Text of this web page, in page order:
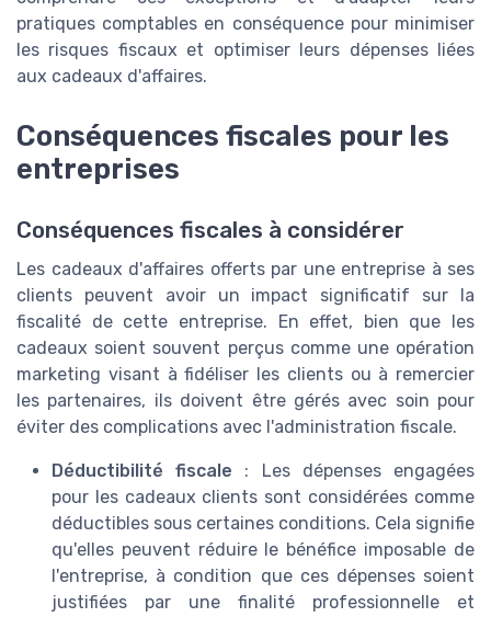
pratiques comptables en conséquence pour minimiser
les risques fiscaux et optimiser leurs dépenses liées
aux cadeaux d'affaires.
Conséquences fiscales pour les
entreprises
Conséquences fiscales à considérer
Les cadeaux d'affaires offerts par une entreprise à ses
clients peuvent avoir un impact significatif sur la
fiscalité de cette entreprise. En effet, bien que les
cadeaux soient souvent perçus comme une opération
marketing visant à fidéliser les clients ou à remercier
les partenaires, ils doivent être gérés avec soin pour
éviter des complications avec l'administration fiscale.
Déductibilité fiscale : Les dépenses engagées
pour les cadeaux clients sont considérées comme
déductibles sous certaines conditions. Cela signifie
qu'elles peuvent réduire le bénéfice imposable de
l'entreprise, à condition que ces dépenses soient
justifiées par une finalité professionnelle et